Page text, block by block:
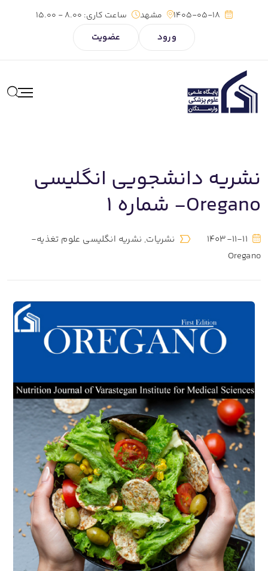
1405-05-18 مشهد ساعت کاری:
ورود عضویت
نشریه دانشجویی انگلیسی
Oregano- شماره 1
1403-11-11 نشریات, نشریه انگلیسی علوم تغذیه-
Oregano